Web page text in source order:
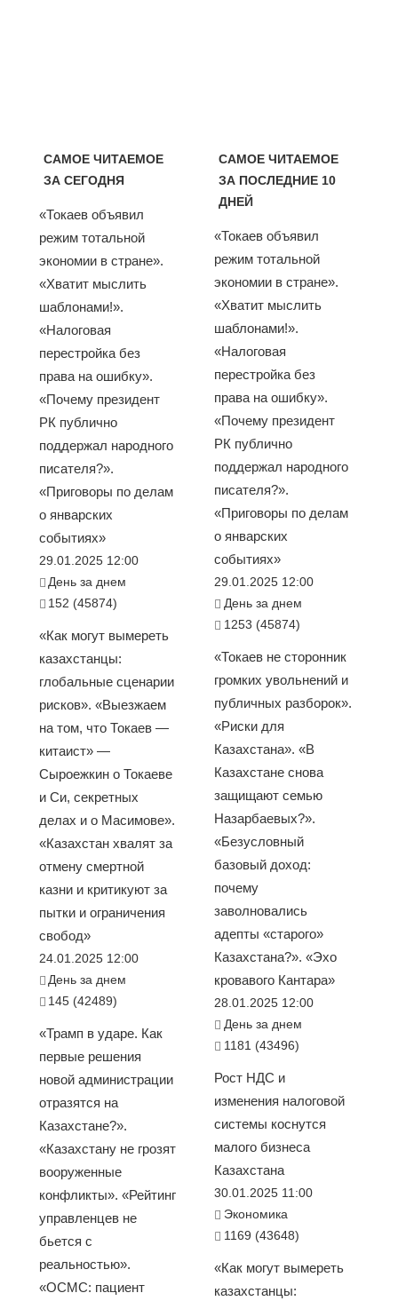
САМОЕ ЧИТАЕМОЕ
ЗА СЕГОДНЯ
«Токаев объявил
режим тотальной
экономии в стране».
«Хватит мыслить
шаблонами!».
«Налоговая
перестройка без
права на ошибку».
«Почему президент
РК публично
поддержал народного
писателя?».
«Приговоры по делам
о январских
событиях»
29.01.2025 12:00
День за днем
152 (45874)
«Как могут вымереть
казахстанцы:
глобальные сценарии
рисков». «Выезжаем
на том, что Токаев —
китаист» —
Сыроежкин о Токаеве
и Си, секретных
делах и о Масимове».
«Казахстан хвалят за
отмену смертной
казни и критикуют за
пытки и ограничения
свобод»
24.01.2025 12:00
День за днем
145 (42489)
«Трамп в ударе. Как
первые решения
новой администрации
отразятся на
Казахстане?».
«Казахстану не грозят
вооруженные
конфликты». «Рейтинг
управленцев не
бьется с
реальностью».
«ОСМС: пациент
САМОЕ ЧИТАЕМОЕ
ЗА ПОСЛЕДНИЕ 10
ДНЕЙ
«Токаев объявил
режим тотальной
экономии в стране».
«Хватит мыслить
шаблонами!».
«Налоговая
перестройка без
права на ошибку».
«Почему президент
РК публично
поддержал народного
писателя?».
«Приговоры по делам
о январских
событиях»
29.01.2025 12:00
День за днем
1253 (45874)
«Токаев не сторонник
громких увольнений и
публичных разборок».
«Риски для
Казахстана». «В
Казахстане снова
защищают семью
Назарбаевых?».
«Безусловный
базовый доход:
почему
заволновались
адепты «старого»
Казахстана?». «Эхо
кровавого Кантара»
28.01.2025 12:00
День за днем
1181 (43496)
Рост НДС и
изменения налоговой
системы коснутся
малого бизнеса
Казахстана
30.01.2025 11:00
Экономика
1169 (43648)
«Как могут вымереть
казахстанцы: